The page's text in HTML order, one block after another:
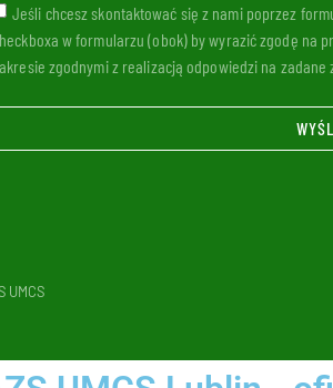
Jeśli chcesz skontaktować się z nami poprzez
w formularzu (obok) by wyrazić zgodę na
zgodnymi z realizacją odpowiedzi na
UMCS